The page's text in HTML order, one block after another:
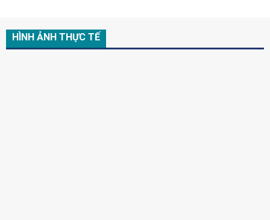
HÌNH ẢNH THỰC TẾ